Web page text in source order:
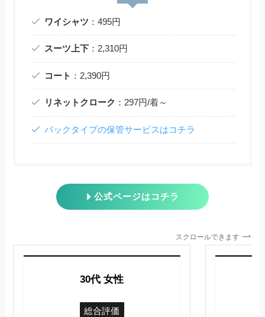
ワイシャツ ：495円
スーツ上下 ：2,310円
コート ：2,390円
リネットクローク ：297円/着～
パックタイプの保管サービスはコチラ
公式ページはコチラ
スクロールできます
30代 女性
総合評価